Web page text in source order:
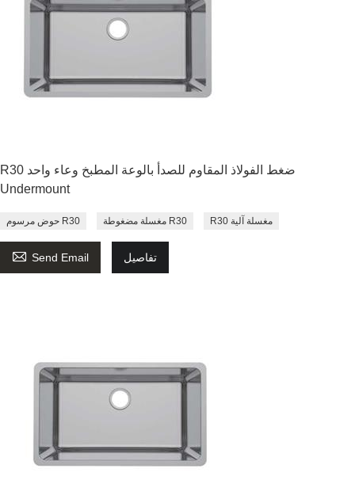
R30 ضغط الفولاذ المقاوم للصدأ بالوعة المطبخ وعاء واحد
Undermount
حوض مرسوم R30 مغسلة مضغوطة R30 R30 مغسلة آلية
 Send Email تفاصيل